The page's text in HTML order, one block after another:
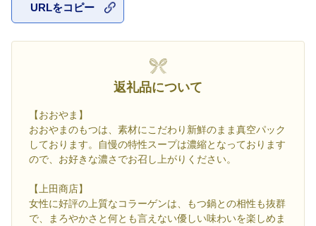
URLをコピー
返礼品について
【おおやま】
おおやまのもつは、素材にこだわり新鮮のまま真空パック
しております。自慢の特性スープは濃縮となっております
ので、お好きな濃さでお召し上がりください。
【上田商店】
女性に好評の上質なコラーゲンは、もつ鍋との相性も抜群
で、まろやかさと何とも言えない優しい味わいを楽しめま